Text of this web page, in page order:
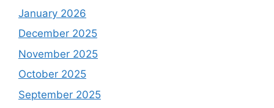
January 2026
December 2025
November 2025
October 2025
September 2025